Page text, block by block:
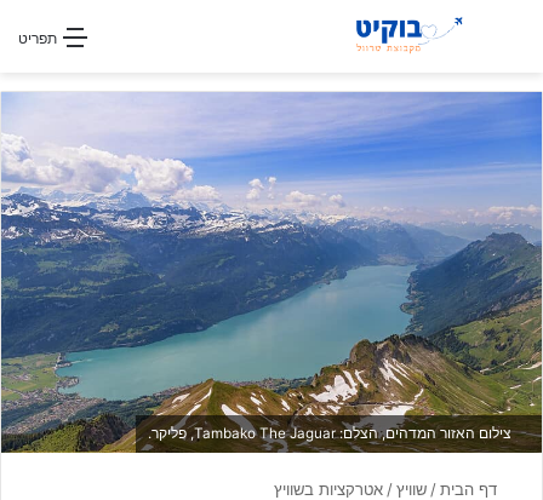
תפריט חפשו עבור
צילום האזור המדהים, הצלם: Tambako The Jaguar, פליקר.
דף הבית/ שוויץ/ אטרקציות בשוויץ